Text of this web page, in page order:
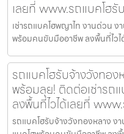
เลยที่ www.รถแบคโฮรั
เช่ารถแบคโฮพญาไท งานด่วน ง
พร้อมคนขับมืออาชีพ ลงพื้นที่ไวไ
รถแบคโฮรับจ้างวังทอง
พร้อมลุย! ติดต่อเช่ารถ
ลงพื้นที่ไวได้เลยที่
รถแบคโฮรับจ้างวังทองหลาง ง